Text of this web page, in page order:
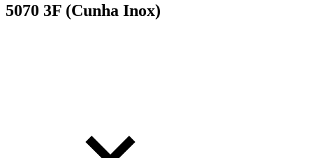
5070 3F (Cunha Inox)